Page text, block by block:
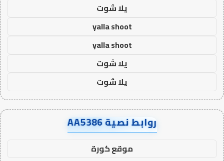
يلا شوت
yalla shoot
yalla shoot
يلا شوت
يلا شوت
روابط نصية AA5386
موقع كورة